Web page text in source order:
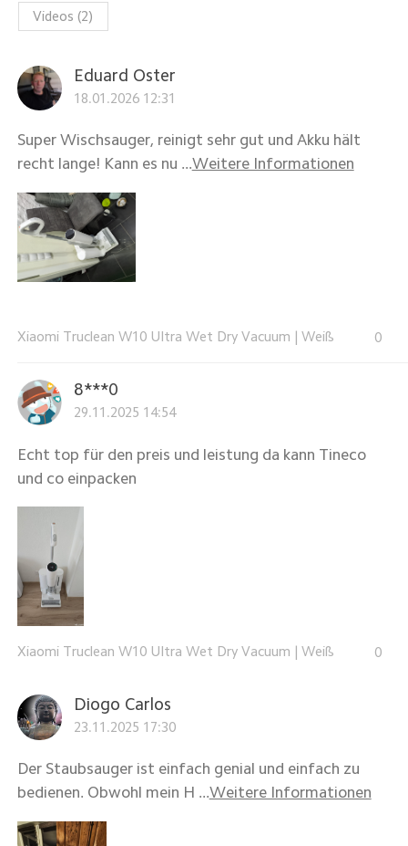
Videos (2)
Eduard Oster
18.01.2026 12:31
Super Wischsauger, reinigt sehr gut und Akku hält
recht lange! Kann es nu ...Weitere Informationen
Xiaomi Truclean W10 Ultra Wet Dry Vacuum Weiß 0
8***0
29.11.2025 14:54
Echt top für den preis und leistung da kann Tineco
und co einpacken
Xiaomi Truclean W10 Ultra Wet Dry Vacuum | Weiß 0
Diogo Carlos
23.11.2025 17:30
Der Staubsauger ist einfach genial und einfach zu
bedienen. Obwohl mein H ...Weitere Informationen